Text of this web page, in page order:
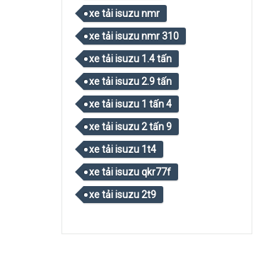
xe tải isuzu nmr
xe tải isuzu nmr 310
xe tải isuzu 1.4 tấn
xe tải isuzu 2.9 tấn
xe tải isuzu 1 tấn 4
xe tải isuzu 2 tấn 9
xe tải isuzu 1t4
xe tải isuzu qkr77f
xe tải isuzu 2t9